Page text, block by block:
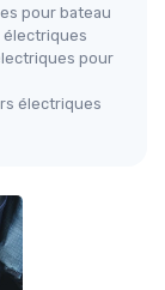
pour bateau
électriques
pour
électriques